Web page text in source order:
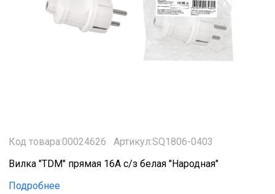
Код товара:00024626
Артикул:SQ1806-0403
Вилка "TDM" прямая 16А с/з белая "Народная"
Подробнее